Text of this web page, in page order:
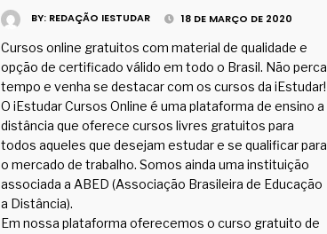
BY: REDAÇÃO IESTUDAR 18 DE MARÇO DE 2020
Cursos online gratuitos com material de qualidade e
opção de certificado válido em todo o Brasil. Não perca
tempo e venha se destacar com os cursos da iEstudar!
O iEstudar Cursos Online é uma plataforma de ensino a
distância que oferece cursos livres gratuitos para
todos aqueles que desejam estudar e se qualificar para
o mercado de trabalho. Somos ainda uma instituição
associada a ABED (Associação Brasileira de Educação
a Distância).
Em nossa plataforma oferecemos o curso gratuito de